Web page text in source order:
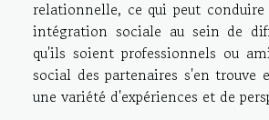
relationnelle, ce qui peut
intégration sociale au sein de
qu'ils soient professionnels ou
social des partenaires s'en trouve
une variété d'expériences et de